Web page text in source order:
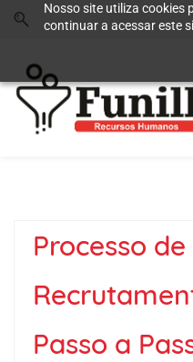
Nosso site utiliza cookies
continuar a acessar este
Skip
search
Skip
main
content
Processo de
Passo a